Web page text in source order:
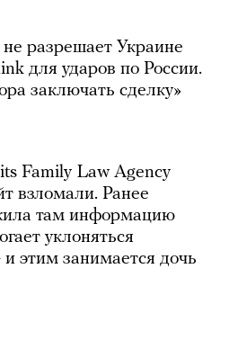
разрешает Украине
для ударов по России.
заключать сделку»
Family Law Agency
взломали. Ранее
там информацию
уклоняться
этим занимается дочь